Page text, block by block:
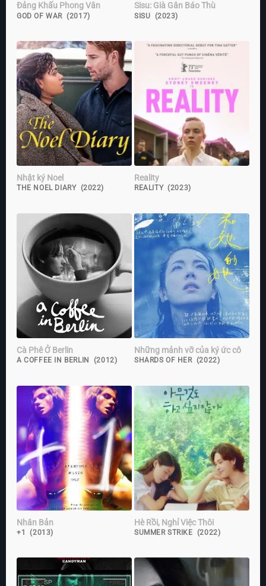
Đảng Khấu Phong Vân
GOD OF WAR (2017)
Sisu: Già Gân Báo Thù
SISU (2023)
Nhật ký Noel
THE NOEL DIARY (2022)
Reality
REALITY (2023)
Cà Phê Ở Berlin
A COFFEE IN BERLIN (2012)
Những mảnh vỡ của ký ức cô
SHARDS OF HER (2022)
Nhân Bản
+1 (2013)
Hè Rồi, Nghỉ Việc Thôi
SUMMER STRIKE (2022)